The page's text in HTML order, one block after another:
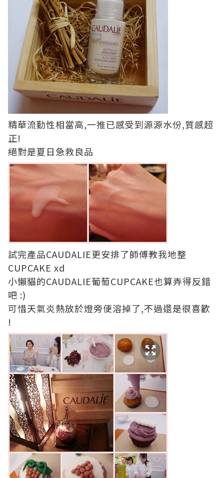
精華流勤性相當高,一推已感受到源源水份,質感超
正!
絕對是夏日急救良品
試完產品CAUDALIE更安排了師傅教我地整
CUPCAKE xd
小懶貓的CAUDALIE葡萄CUPCAKE也算弄得反錯
吧 :)
可惜天氣炎熱放於燈旁便溶掉了,不過還是很喜歡
!